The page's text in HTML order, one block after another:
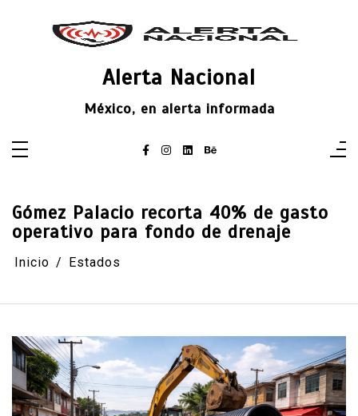
Alerta Nacional
México, en alerta informada
Gómez Palacio recorta 40% de gasto
operativo para fondo de drenaje
Inicio Estados